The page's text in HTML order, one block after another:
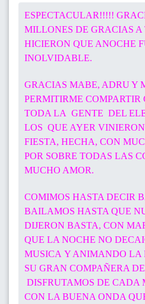
ESPECTACULAR!!!!!
MILLONES DE GRACIAS A
HICIERON QUE ANOCHE
INOLVIDABLE.
GRACIAS MABE, ADRU Y
PERMITIRME COMPARTIR
TODA LA GENTE DEL
LOS QUE AYER
FIESTA, HECHA, CON
POR SOBRE TODAS LAS
MUCHO AMOR.
COMIMOS HASTA DECIR
BAILAMOS HASTA QUE
DIJERON BASTA, CON
QUE LA NOCHE NO
MUSICA Y ANIMANDO LA
SU GRAN COMPAÑERA
DISFRUTAMOS DE CADA
CON LA BUENA ONDA